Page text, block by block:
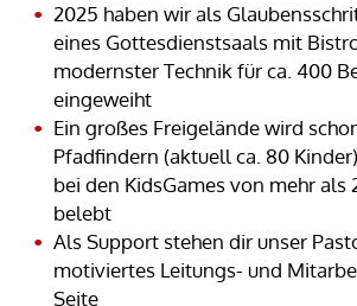
2025 haben wir als
eines Gottesdienstsaals mit
modernster Technik für ca. 400
eingeweiht
Ein großes Freigelände wird
Pfadfindern (aktuell ca. 80
bei den KidsGames von mehr als
belebt
Als Support stehen dir unser
motiviertes Leitungs- und
Seite